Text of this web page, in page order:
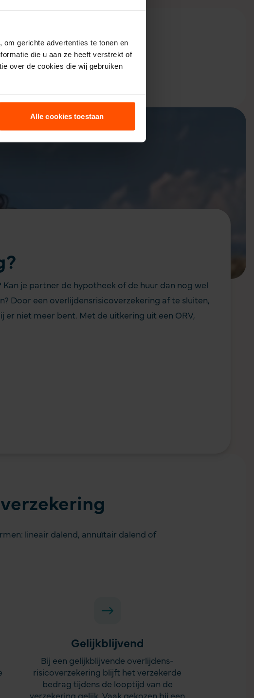
gerichte advertenties te tonen en
die u aan ze heeft verstrekt of
over de cookies die wij gebruiken
Alle cookies toestaan
je partner de hypotheek of de huur dan nog wel
Door een overlijdens­risico­verzekering af te sluiten,
er niet meer bent. Met de uitkering uit een ORV,
lineair dalend , annuïtair dalend of
Gelijkblijvend
Bij een gelijkblijvende overlijdens­
risicoverzekering blijft het verzekerde
bedrag tijdens de looptijd van de